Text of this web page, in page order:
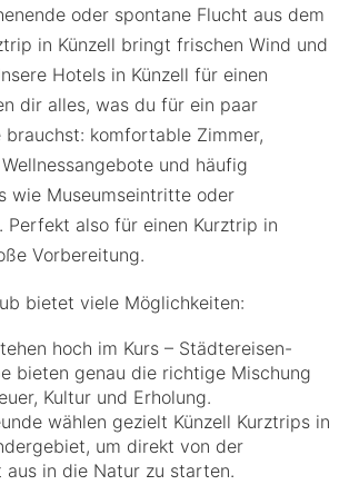
oder spontane Flucht aus dem
in Künzell bringt frischen Wind und
Hotels in Künzell für einen
dir alles, was du für ein paar
brauchst: komfortable Zimmer,
und häufig
wie Museumseintritte oder
Perfekt also für einen Kurztrip in
Vorbereitung.
bietet viele Möglichkeiten:
hoch im Kurs – Städtereisen-
bieten genau die richtige Mischung
Kultur und Erholung.
wählen gezielt Künzell Kurztrips in
um direkt von der
aus in die Natur zu starten.